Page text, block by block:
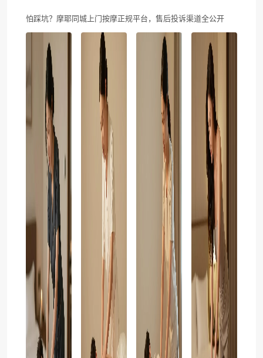
怕踩坑？摩耶同城上门按摩正规平台，售后投诉渠道全公开